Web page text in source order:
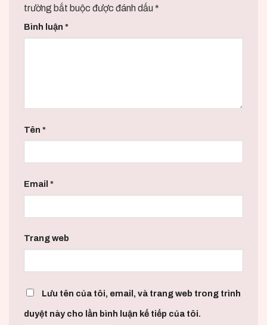
trường bắt buộc được đánh dấu *
Bình luận *
Tên *
Email *
Trang web
Lưu tên của tôi, email, và trang web trong trình
duyệt này cho lần bình luận kế tiếp của tôi.